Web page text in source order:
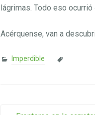
lágrimas. Todo eso
Acérquense, van a
Imperdible